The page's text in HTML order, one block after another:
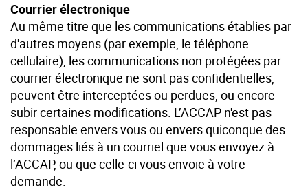
Courrier électronique
Au même titre que les communications établies par
d'autres moyens (par exemple, le téléphone
cellulaire), les communications non protégées par
courrier électronique ne sont pas confidentielles,
peuvent être interceptées ou perdues, ou encore
subir certaines modifications. L’ACCAP n'est pas
responsable envers vous ou envers quiconque des
dommages liés à un courriel que vous envoyez à
l’ACCAP, ou que celle-ci vous envoie à votre
demande.